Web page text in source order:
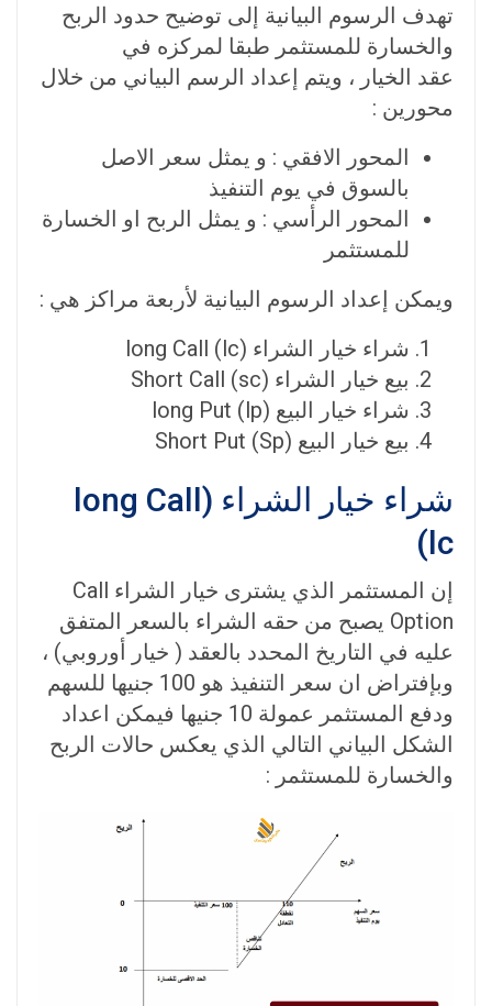
تهدف الرسوم البيانية إلى توضيح حدود الربح
والخسارة للمستثمر طبقا لمركزه في
عقد الخيار ، ويتم إعداد الرسم البياني من خلال
محورين :
المحور الافقي : و يمثل سعر الاصل
بالسوق في يوم التنفيذ
المحور الرأسي : و يمثل الربح او الخسارة
للمستثمر
ويمكن إعداد الرسوم البيانية لأربعة مراكز هي :
شراء خيار الشراء (long Call (lc
بيع خيار الشراء (Short Call (sc
شراء خيار البيع (long Put (lp
بيع خيار البيع (Short Put (Sp
شراء خيار الشراء (long Call
(lc
إن المستثمر الذي يشترى خيار الشراء Call
Option يصبح من حقه الشراء بالسعر المتفق
عليه في التاريخ المحدد بالعقد ( خيار أوروبي) ،
وبإفتراض ان سعر التنفيذ هو 100 جنيها للسهم
ودفع المستثمر عمولة 10 جنيها فيمكن اعداد
الشكل البياني التالي الذي يعكس حالات الربح
والخسارة للمستثمر :